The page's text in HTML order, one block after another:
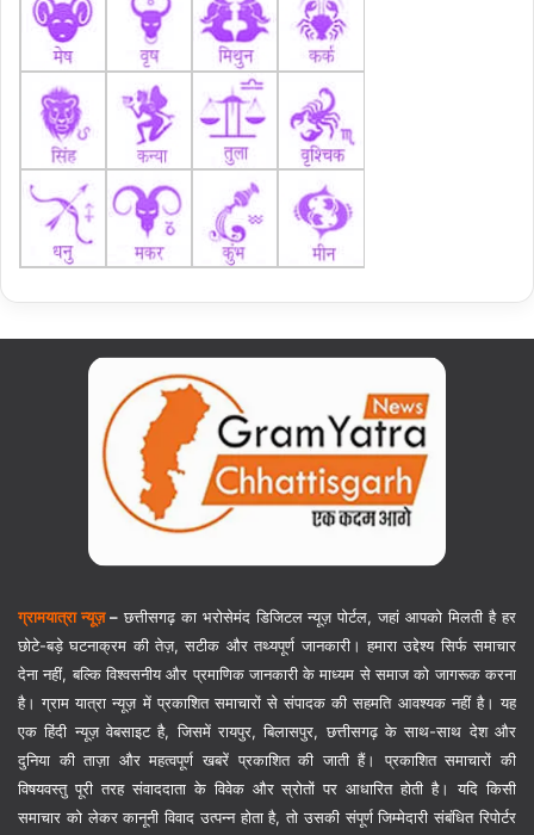
ग्रामयात्रा न्यूज़–छत्तीसगढ़ का भरोसेमंद डिजिटल न्यूज़ पोर्टल, जहां आपको मिलती है हर
छोटे-बड़े घटनाक्रम की तेज़, सटीक और तथ्यपूर्ण जानकारी। हमारा उद्देश्य सिर्फ समाचार
देना नहीं, बल्कि विश्वसनीय और प्रमाणिक जानकारी के माध्यम से समाज को जागरूक करना
है। ग्राम यात्रा न्यूज़ में प्रकाशित समाचारों से संपादक की सहमति आवश्यक नहीं है। यह
एक हिंदी न्यूज़ वेबसाइट है, जिसमें रायपुर, बिलासपुर, छत्तीसगढ़ के साथ-साथ देश और
दुनिया की ताज़ा और महत्वपूर्ण खबरें प्रकाशित की जाती हैं। प्रकाशित समाचारों की
विषयवस्तु पूरी तरह संवाददाता के विवेक और स्रोतों पर आधारित होती है। यदि किसी
समाचार को लेकर कानूनी विवाद उत्पन्न होता है, तो उसकी संपूर्ण जिम्मेदारी संबंधित रिपोर्टर